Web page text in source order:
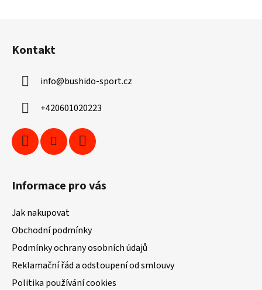
Kontakt
info@bushido-sport.cz
+420601020223
Informace pro vás
Jak nakupovat
Obchodní podmínky
Podmínky ochrany osobních údajů
Reklamační řád a odstoupení od smlouvy
Politika používání cookies